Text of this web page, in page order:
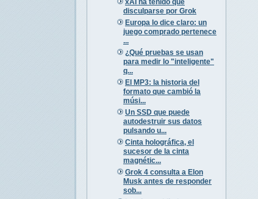
disculparse por Grok
Europa lo dice claro: un
juego comprado pertenece
...
¿Qué pruebas se usan
para medir lo "inteligente"
q...
El MP3: la historia del
formato que cambió la
músi...
Un SSD que puede
autodestruir sus datos
pulsando u...
Cinta holográfica, el
sucesor de la cinta
magnétic...
Grok 4 consulta a Elon
Musk antes de responder
sob...